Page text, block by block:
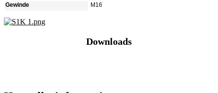
Gewinde
M16
Downloads